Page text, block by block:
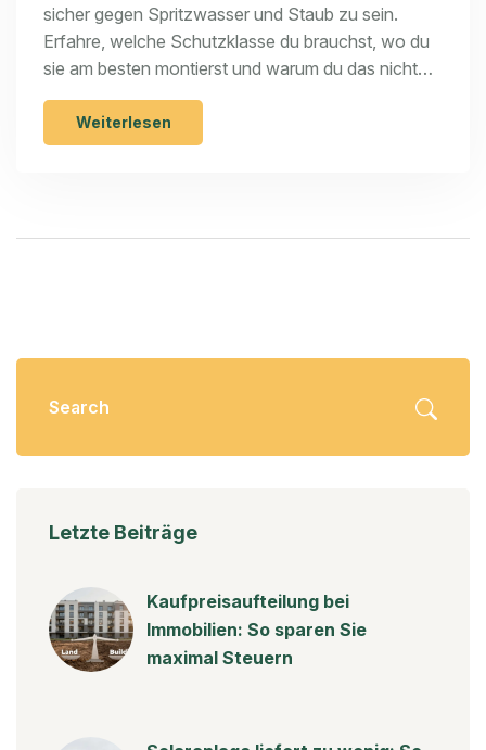
sicher gegen Spritzwasser und Staub zu sein.
Erfahre, welche Schutzklasse du brauchst, wo du
sie am besten montierst und warum du das nicht
selbst machen darfst.
Weiterlesen
Letzte Beiträge
Kaufpreisaufteilung bei
Immobilien: So sparen Sie
maximal Steuern